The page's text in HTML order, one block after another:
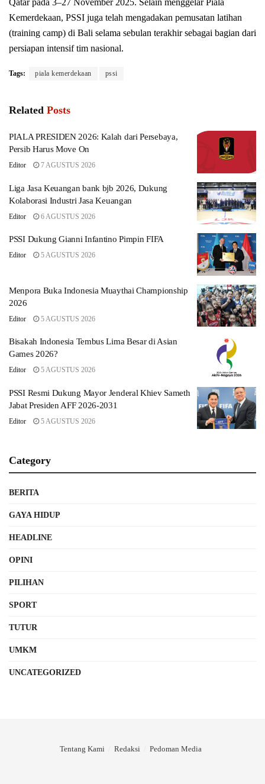
Qatar pada 3–27 November 2025. Selain menggelar Piala
Kemerdekaan, PSSI juga telah mengadakan pemusatan latihan
(training camp) di Bali selama sebulan terakhir sebagai bagian dari
persiapan intensif tim nasional.
Tags: piala kemerdekaan pssi
Related Posts
PIALA PRESIDEN 2026: Kalah dari Persebaya,
Persib Harus Move On
Editor 7 AGUSTUS 2026
Liga Jasa Keuangan bank bjb 2026, Dukung
Kolaborasi Industri Jasa Keuangan
Editor 6 AGUSTUS 2026
PSSI Dukung Gianni Infantino Pimpin FIFA
Editor 5 AGUSTUS 2026
Menpora Buka Indonesia Muaythai Championship
2026
Editor 5 AGUSTUS 2026
Bisakah Indonesia Tembus Lima Besar di Asian
Games 2026?
Editor 5 AGUSTUS 2026
PSSI Resmi Dukung Mayor Jenderal Khiev Sameth
Jabat Presiden AFF 2026-2031
Editor 5 AGUSTUS 2026
Category
BERITA
GAYA HIDUP
HEADLINE
OPINI
PILIHAN
SPORT
TUTUR
UMKM
UNCATEGORIZED
Tentang Kami Redaksi Pedoman Media